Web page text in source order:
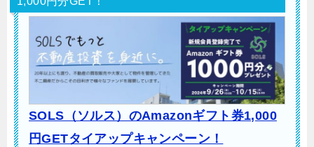
SOLS（ソルス）のAmazonギフト券1,000
円GETタイアップキャンペーン！